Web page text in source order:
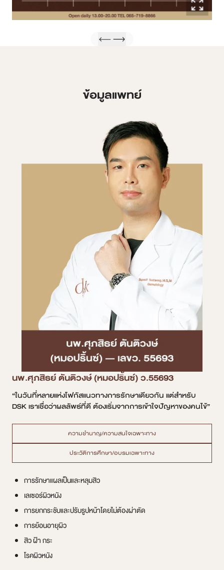
ข้อมูลแพทย์
นพ.ศุภสิธย์ ตันติวงษ์ (หมอปริ้นซ์) ว.55693
“ในวันที่หลายแห่งโฟกัสแนวทางการรักษาเดียวกัน แต่สำหรับ
DSK เราเชื่อว่าผลลัพธ์ที่ดี ต้องเริ่มจากการเข้าใจปัญหาของคนไข้”
ความชำนาญ/ความสนใจเฉพาะทาง
ประวัติการศึกษา/อบรมเฉพาะทาง
การรักษาแผลเป็นและหลุมสิว
เลเซอร์ผิวหนัง
การยกกระชับและปรับรูปหน้าโดยไม่ต้องผ่าตัด
การย้อนอายุผิว
สิว ฝ้า กระ
โรคผิวหนัง